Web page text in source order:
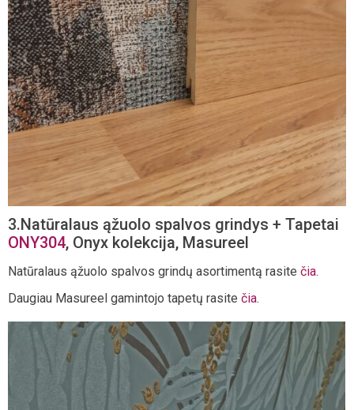
3.Natūralaus ąžuolo spalvos grindys + Tapetai
ONY304, Onyx kolekcija, Masureel
Natūralaus ąžuolo spalvos grindų asortimentą rasite čia.
Daugiau Masureel gamintojo tapetų rasite čia.